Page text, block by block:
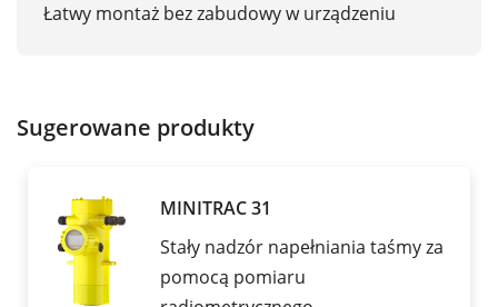
Łatwy montaż bez zabudowy w urządzeniu
Sugerowane produkty
MINITRAC 31
Stały nadzór napełniania taśmy za
pomocą pomiaru